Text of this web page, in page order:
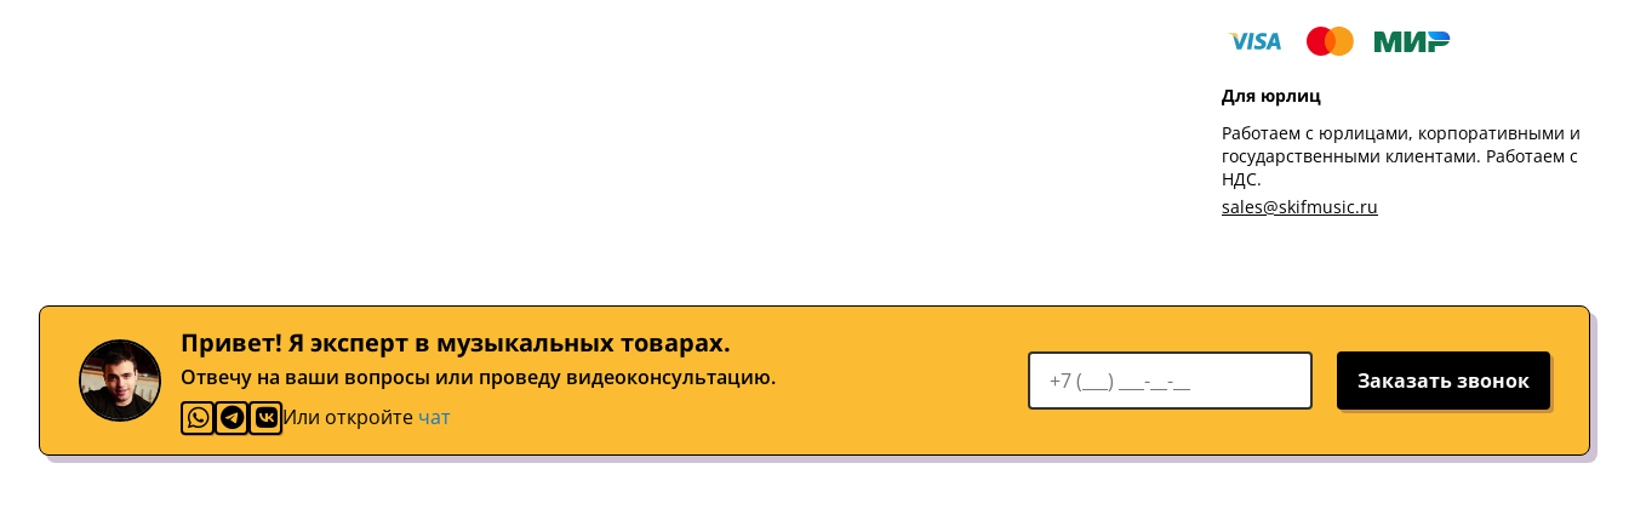
Для юрлиц
Работаем с юрлицами, корпоративными и
государственными клиентами. Работаем с
НДС.
sales@skifmusic.ru
Привет! Я эксперт в музыкальных товарах.
Отвечу на ваши вопросы или проведу видеоконсультацию.
Или откройте чат
Заказать звонок